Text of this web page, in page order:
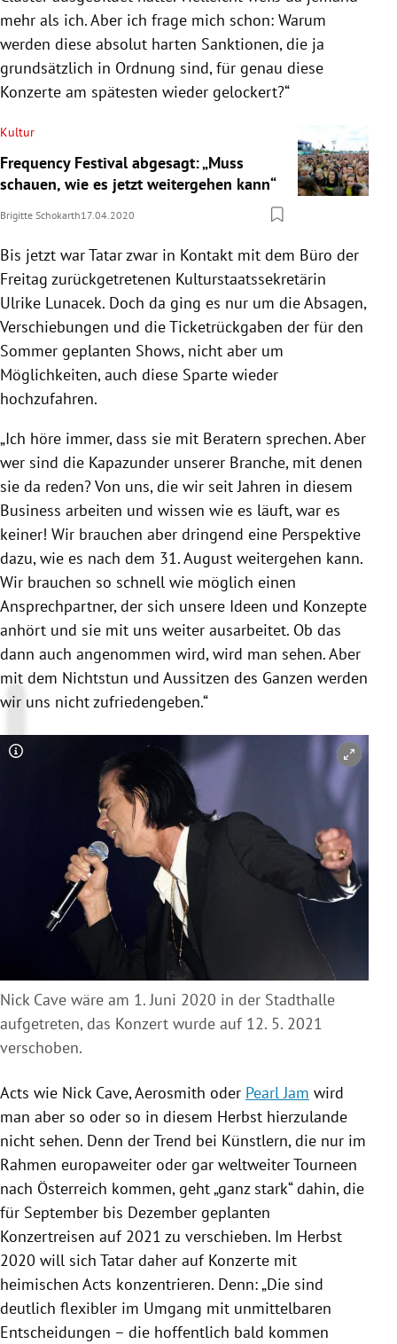
mehr als ich. Aber ich frage mich schon: Warum
werden diese absolut harten Sanktionen, die ja
grundsätzlich in Ordnung sind, für genau diese
Konzerte am spätesten wieder gelockert?“
Kultur
Frequency Festival abgesagt: „Muss
schauen, wie es jetzt weitergehen kann“
Brigitte Schokarth17.04.2020
Bis jetzt warTatarzwar in Kontakt mit dem Büro der
Freitag zurückgetretenen Kulturstaatssekretärin
Ulrike Lunacek. Doch da ging es nur um die Absagen,
Verschiebungen und die Ticketrückgaben der für den
Sommer geplanten Shows, nicht aber um
Möglichkeiten, auch diese Sparte wieder
hochzufahren.
„Ich höre immer, dass sie mit Beratern sprechen. Aber
wer sind die Kapazunder unserer Branche, mit denen
sie da reden? Von uns, die wir seit Jahren in diesem
Business arbeiten und wissen wie es läuft, war es
keiner! Wir brauchen aber dringend eine Perspektive
dazu, wie es nach dem 31. August weitergehen kann.
Wir brauchen so schnell wie möglich einen
Ansprechpartner, der sich unsere Ideen und Konzepte
anhört und sie mit uns weiter ausarbeitet. Ob das
dann auch angenommen wird, wird man sehen. Aber
mit dem Nichtstun und Aussitzen des Ganzen werden
wir uns nicht zufriedengeben.“
Copyright-Hinweis öffnen/schließen
Nick Cave wäre am 1. Juni 2020 in der Stadthalle
aufgetreten, das Konzert wurde auf 12. 5. 2021
verschoben.
Acts wie Nick Cave,Aerosmith oder Pearl Jam wird
man aber so oder so in diesem Herbst hierzulande
nicht sehen. Denn der Trend bei Künstlern, die nur im
Rahmen europaweiter oder gar weltweiter Tourneen
nach Österreich kommen, geht „ganz stark“ dahin, die
für September bis Dezember geplanten
Konzertreisen auf 2021 zu verschieben. Im Herbst
2020 will sich Tatar daher auf Konzerte mit
heimischen Acts konzentrieren. Denn: „Die sind
deutlich flexibler im Umgang mit unmittelbaren
Entscheidungen – die hoffentlich bald kommen